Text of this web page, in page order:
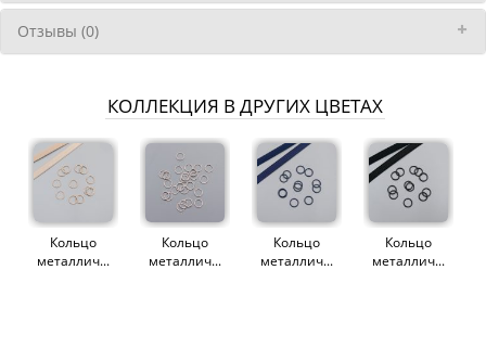
Отзывы (0)
КОЛЛЕКЦИЯ В ДРУГИХ ЦВЕТАХ
Кольцо
металлич...
Кольцо
металлич...
Кольцо
металлич...
Кольцо
металлич...